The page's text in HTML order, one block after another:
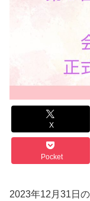
X
Pocket
2023年12月31日